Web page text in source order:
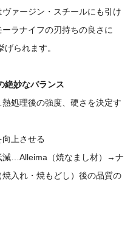
ァージン・スチールにも引け
ラナイフの刃持ちの良さに
られます。
絶妙なバランス
処理後の強度、硬さを決定す
上させる
減…Alleima（焼なまし材）→ナ
入れ・焼もどし）後の品質の